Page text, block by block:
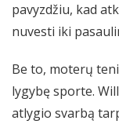
pavyzdžiu, kad
nuvesti iki
Be to, moterų
lygybę sporte.
atlygio svarbą